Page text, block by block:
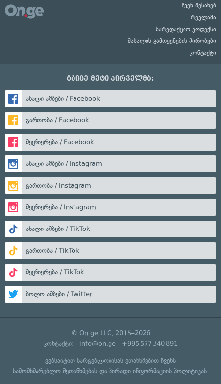
ჩვენ შესახებ
რეკლამა
სარედაქციო კოდექსი
მასალის გამოყენების პირობები
კონტაქტი
გაიგე მეტი პირველმა:
ახალი ამბები / Facebook
გართობა / Facebook
მეცნიერება / Facebook
ახალი ამბები / Instagram
გართობა / Instagram
მეცნიერება / Instagram
ახალი ამბები / TikTok
გართობა / TikTok
მეცნიერება / TikTok
ბოლო ამბები / Twitter
© On.ge LLC, 2015–2026
კონტაქტი: info@on.ge +995 577 340 891
ვებსაიტით სარგებლობისას ეთანხმებით ჩვენს
სამომხმარებლო შეთანხმებასდა პირადი ინფორმაციის პოლიტიკას.